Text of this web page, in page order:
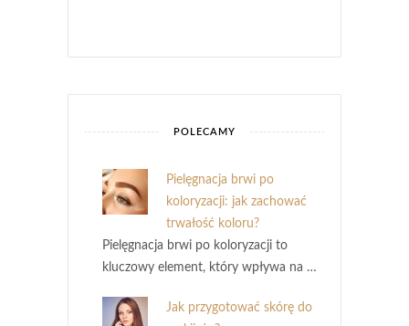
POLECAMY
Pielęgnacja brwi po
koloryzacji: jak zachować
trwałość koloru?
Pielęgnacja brwi po koloryzacji to
kluczowy element, który wpływa na …
Jak przygotować skórę do